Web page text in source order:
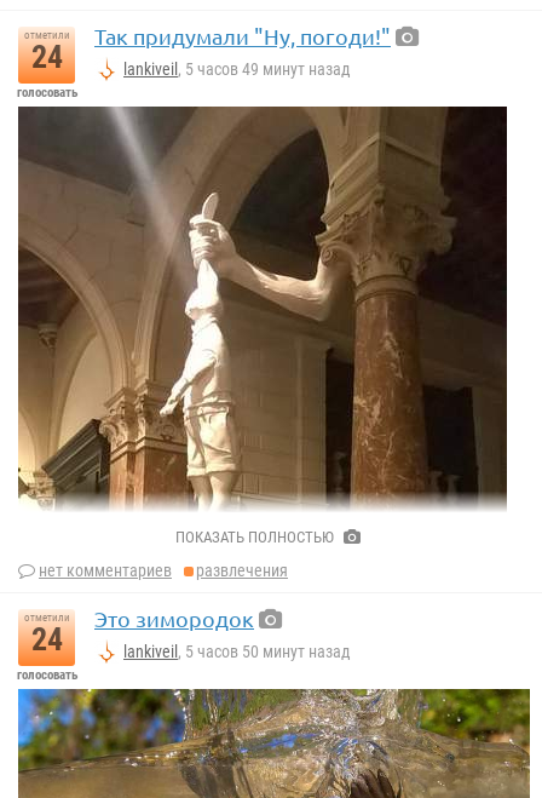
отметили
24
голосовать
Так придумали "Ну, погоди!"
lankiveil , 5 часов 49 минут назад
ПОКАЗАТЬ ПОЛНОСТЬЮ
нет комментариев развлечения
отметили
24
голосовать
Это зимородок
lankiveil , 5 часов 50 минут назад